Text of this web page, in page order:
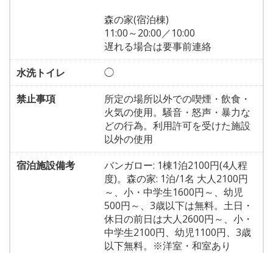
森の家(宿泊棟)
11:00～20:00／10:00
遅れる場合は要事前連絡
水洗トイレ
◯
禁止事項
所定の場所以外での喫煙・飲食・
火気の使用。騒音・怒声・暴力な
どの行為。利用許可を受けた施設
以外の使用
宿泊施設備考
バンガロー: 1棟1泊2100円(4人程
度)。森の家: 1泊/1名 大人2100円
～、小・中学生1600円～、幼児
500円～、3歳以下は無料。土日・
休日の前日は大人2600円～、小・
中学生2100円、幼児1100円、3歳
以下無料。※洋室・和室あり